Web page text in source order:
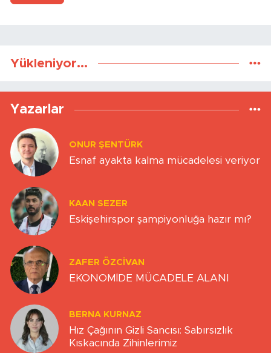
Yükleniyor...
Yazarlar
ONUR ŞENTÜRK
Esnaf ayakta kalma mücadelesi veriyor
KAAN SEZER
Eskişehirspor şampiyonluğa hazır mı?
ZAFER ÖZCIVAN
EKONOMİDE MÜCADELE ALANI
BERNA KURNAZ
Hız Çağının Gizli Sancısı: Sabırsızlık
Kıskacında Zihinlerimiz